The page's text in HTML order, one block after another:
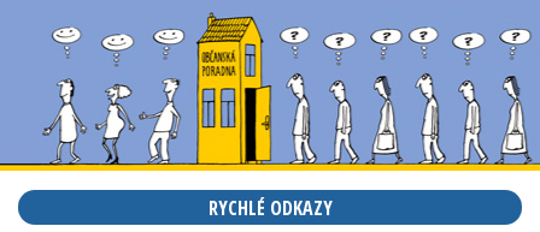
RYCHLÉ ODKAZY